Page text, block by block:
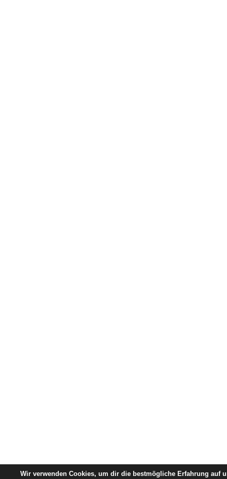
Wir verwenden Cookies, um dir die bestmögliche Erfahrung auf